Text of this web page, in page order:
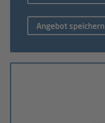
Angebot speichern